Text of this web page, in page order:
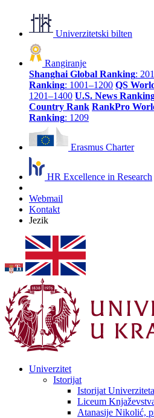
Univerzitetski bilten
Rangiranje
Shanghai Global Ranking:
Ranking: 1001–1200 QS
1201–1400 U.S. News
Country Rank RankPro
Ranking: 1209
Erasmus Charter
HR Excellence in Research
Webmail
Kontakt
Jezik
Univerzitet
Istorijat
Istorijat Univerziteta
Liceum
Atanasije Nikolić,